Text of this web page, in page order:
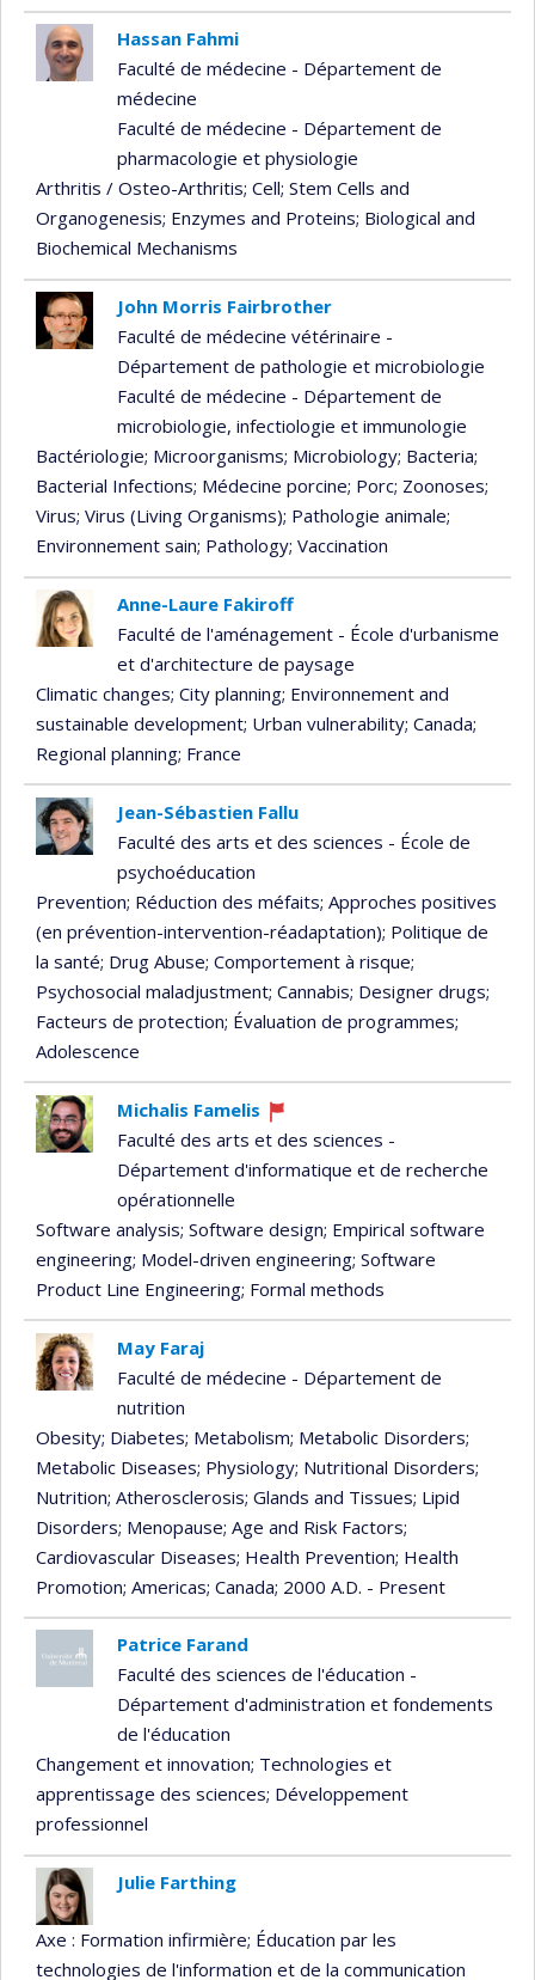
Hassan Fahmi
Faculté de médecine - Département de
médecine
Faculté de médecine - Département de
pharmacologie et physiologie
Arthritis / Osteo-Arthritis; Cell; Stem Cells and
Organogenesis; Enzymes and Proteins; Biological and
Biochemical Mechanisms
John Morris Fairbrother
Faculté de médecine vétérinaire -
Département de pathologie et microbiologie
Faculté de médecine - Département de
microbiologie, infectiologie et immunologie
Bactériologie; Microorganisms; Microbiology; Bacteria;
Bacterial Infections; Médecine porcine; Porc; Zoonoses;
Virus; Virus (Living Organisms); Pathologie animale;
Environnement sain; Pathology; Vaccination
Anne-Laure Fakiroff
Faculté de l'aménagement - École d'urbanisme
et d'architecture de paysage
Climatic changes; City planning; Environnement and
sustainable development; Urban vulnerability; Canada;
Regional planning; France
Jean-Sébastien Fallu
Faculté des arts et des sciences - École de
psychoéducation
Prevention; Réduction des méfaits; Approches positives
(en prévention-intervention-réadaptation); Politique de
la santé; Drug Abuse; Comportement à risque;
Psychosocial maladjustment; Cannabis; Designer drugs;
Facteurs de protection; Évaluation de programmes;
Adolescence
Michalis Famelis
Currently
recruiting
Faculté des arts et des sciences -
Département d'informatique et de recherche
opérationnelle
Software analysis; Software design; Empirical software
engineering; Model-driven engineering; Software
Product Line Engineering; Formal methods
May Faraj
Faculté de médecine - Département de
nutrition
Obesity; Diabetes; Metabolism; Metabolic Disorders;
Metabolic Diseases; Physiology; Nutritional Disorders;
Nutrition; Atherosclerosis; Glands and Tissues; Lipid
Disorders; Menopause; Age and Risk Factors;
Cardiovascular Diseases; Health Prevention; Health
Promotion; Americas; Canada; 2000 A.D. - Present
Patrice Farand
Faculté des sciences de l'éducation -
Département d'administration et fondements
de l'éducation
Changement et innovation; Technologies et
apprentissage des sciences; Développement
professionnel
Julie Farthing
Axe : Formation infirmière; Éducation par les
technologies de l'information et de la communication